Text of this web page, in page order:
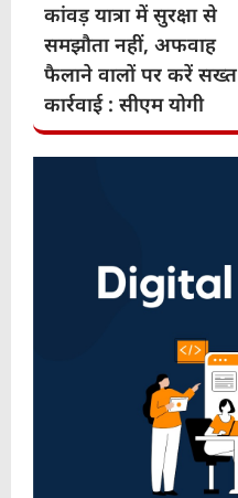
कांवड़ यात्रा में सुरक्षा से
समझौता नहीं, अफवाह
फैलाने वालों पर करें सख्त
कार्रवाई : सीएम योगी